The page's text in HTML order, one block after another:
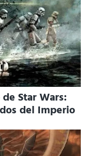
Star Wars:
del Imperio